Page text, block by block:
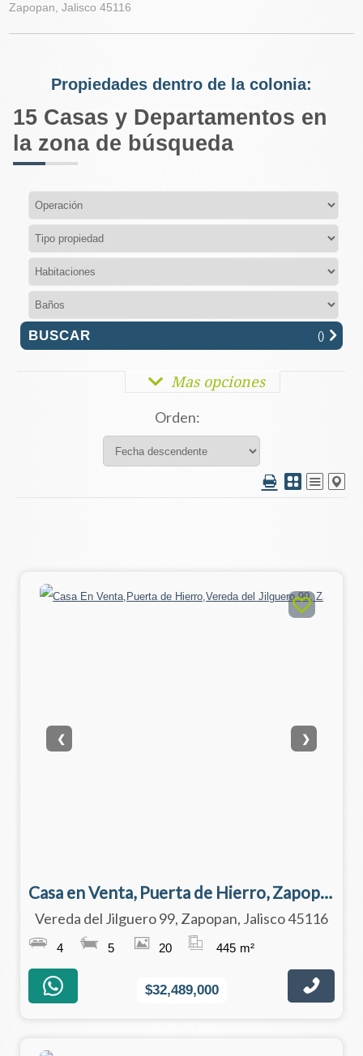
Zapopan, Jalisco 45116
Propiedades dentro de la colonia:
15 Casas y Departamentos en
la zona de búsqueda
()
Mas opciones
Orden:
❮ ❯
Casa en Venta, Puerta de Hierro, Zapopan
Vereda del Jilguero 99, Zapopan, Jalisco 45116
4 5 20 445 m²
$32,489,000